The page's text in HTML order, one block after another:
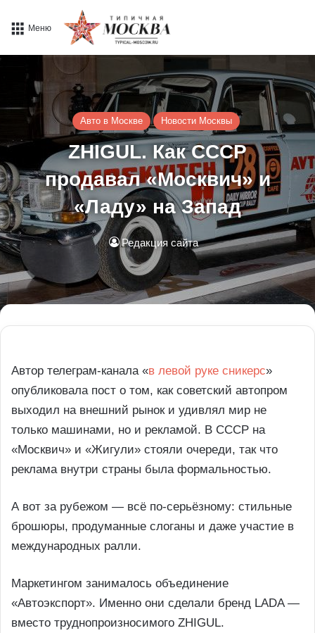
Меню
Авто в Москве Новости Москвы
ZHIGUL. Как СССР
продавал «Москвич» и
«Ладу» на Запад
Редакция сайта
Автор телеграм-канала «в левой руке сникерс»
опубликовала пост о том, как советский автопром
выходил на внешний рынок и удивлял мир не
только машинами, но и рекламой. В СССР на
«Москвич» и «Жигули» стояли очереди, так что
реклама внутри страны была формальностью.
А вот за рубежом — всё по-серьёзному: стильные
брошюры, продуманные слоганы и даже участие в
международных ралли.
Маркетингом занималось объединение
«Автоэкспорт». Именно они сделали бренд LADA —
вместо труднопроизносимого ZHIGUL.